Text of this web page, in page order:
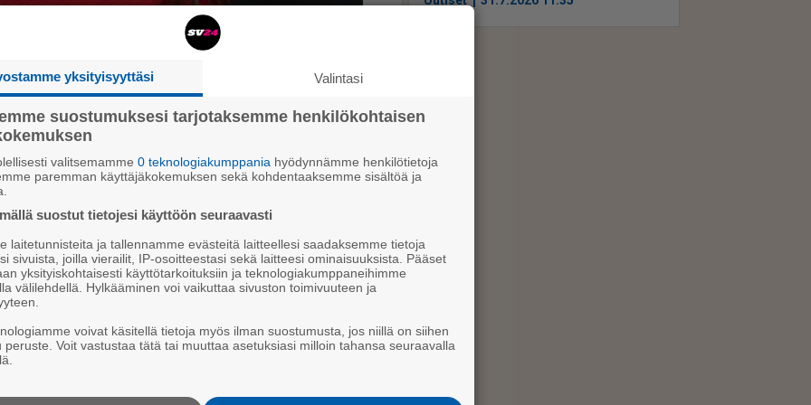
sekä kaunokirjallisuudessa että
Hilmarsson
Lem­pi­nen, Mar­ko
Hard­wick, Neil
yksityisyyttäsi Valintasi
suostumuksesi tarjotaksemme henkilökohtaisen
valitsemamme 0 teknologiakumppania hyödynnämme henkilötietoja
paremman käyttäjäkokemuksen sekä kohdentaaksemme sisältöä ja
suostut tietojesi käyttöön seuraavasti
laitetunnisteita ja tallennamme evästeitä laitteellesi saadaksemme tietoja
sivuista, joilla vierailit, IP-osoitteestasi sekä laitteesi ominaisuuksista. Pääset
yksityiskohtaisesti käyttötarkoituksiin ja teknologiakumppaneihimme
välilehdellä. Hylkääminen voi vaikuttaa sivuston toimivuuteen ja
voivat käsitellä tietoja myös ilman suostumusta, jos niillä on siihen
peruste. Voit vastustaa tätä tai muuttaa asetuksiasi milloin tahansa seuraavalla